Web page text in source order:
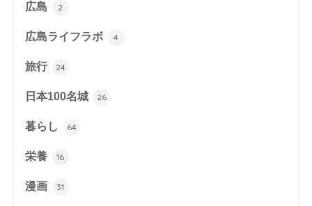
広島 2
広島ライフラボ 4
旅行 24
日本100名城 26
暮らし 64
栄養 16
漫画 31